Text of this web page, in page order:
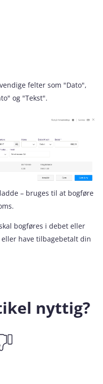
felter som "Dato",
og "Tekst".
– bruges til at bogføre
bogføres i debet eller
have tilbagebetalt din
nyttig?